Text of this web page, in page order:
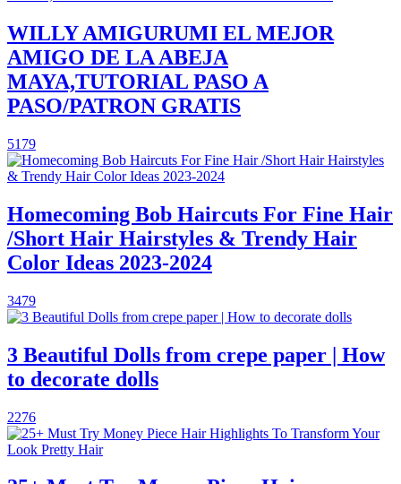
WILLY AMIGURUMI EL MEJOR
AMIGO DE LA ABEJA
MAYA,TUTORIAL PASO A
PASO/PATRON GRATIS
5179
Homecoming Bob Haircuts For Fine Hair
/Short Hair Hairstyles & Trendy Hair
Color Ideas 2023-2024
3479
3 Beautiful Dolls from crepe paper | How
to decorate dolls
2276